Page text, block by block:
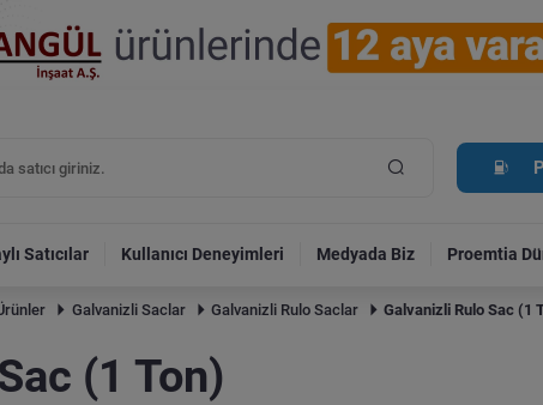
Satıcılar Kullanıcı Deneyimleri Medyada Biz Proemtia
Galvanizli Saclar Galvanizli Rulo Saclar Galvanizli Rulo Sac (1
(1 Ton)